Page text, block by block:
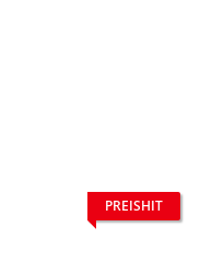
PREISHIT